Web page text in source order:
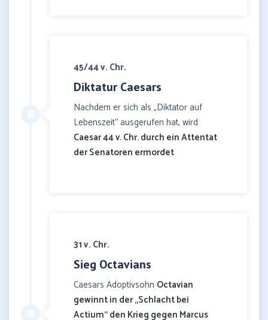
45/44 v. Chr.
Diktatur Caesars
Nachdem er sich als „Diktator auf
Lebenszeit“ ausgerufen hat, wird
Caesar 44 v. Chr. durch ein Attentat
der Senatoren ermordet
31 v. Chr.
Sieg Octavians
Caesars Adoptivsohn Octavian
gewinnt in der „Schlacht bei
Actium“ den Krieg gegen Marcus